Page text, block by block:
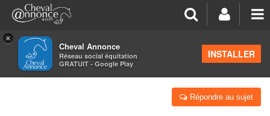
×
Cheval Annonce
Réseau social équitation
GRATUIT - Google Play
INSTALLER
>Équipements
LISTE VEHICULES POUR TRACTER VAN 2 PLACES
Répondre au sujet